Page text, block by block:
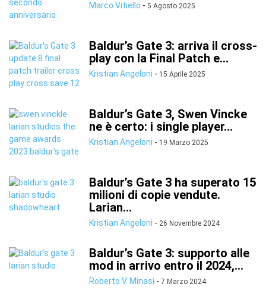
Marco Vitiello - 5 Agosto 2025
Baldur’s Gate 3: arriva il cross-
play con la Final Patch e...
Kristian Angeloni - 15 Aprile 2025
Baldur’s Gate 3, Swen Vincke
ne è certo: i single player...
Kristian Angeloni - 19 Marzo 2025
Baldur’s Gate 3 ha superato 15
milioni di copie vendute.
Larian...
Kristian Angeloni - 26 Novembre 2024
Baldur’s Gate 3: supporto alle
mod in arrivo entro il 2024,...
Roberto V. Minasi - 7 Marzo 2024